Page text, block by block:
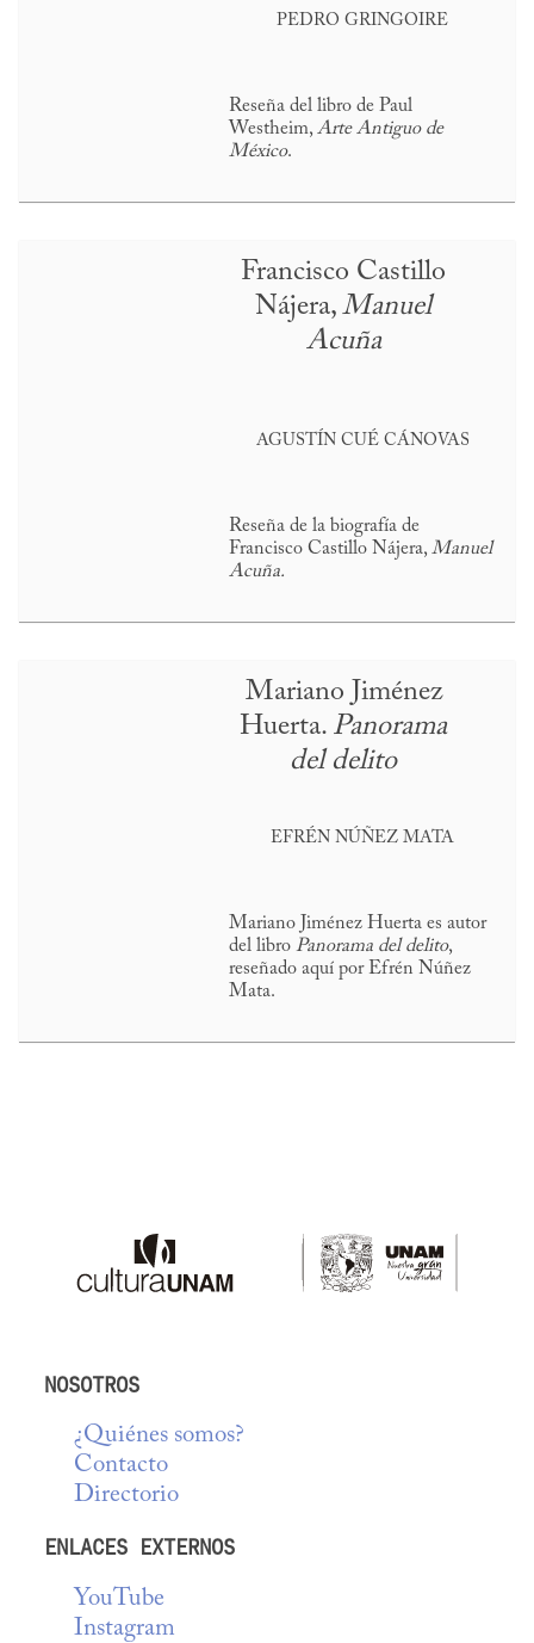
PEDRO GRINGOIRE
Reseña del libro de Paul
Westheim, Arte Antiguo de
México.
Francisco Castillo
Nájera, Manuel
Acuña
AGUSTÍN CUÉ CÁNOVAS
Reseña de la biografía de
Francisco Castillo Nájera, Manuel
Acuña.
Mariano Jiménez
Huerta. Panorama
del delito
EFRÉN NÚÑEZ MATA
Mariano Jiménez Huerta es autor
del libro Panorama del delito,
reseñado aquí por Efrén Núñez
Mata.
NOSOTROS
¿Quiénes somos?
Contacto
Directorio
ENLACES EXTERNOS
YouTube
Instagram